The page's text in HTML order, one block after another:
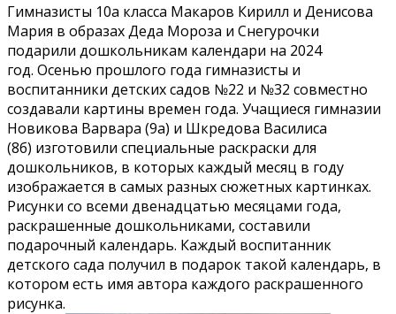
Гимназисты 10а класса Макаров Кирилл и Денисова
Мария в образах Деда Мороза и Снегурочки
подарили дошкольникам календари на 2024
год. Осенью прошлого года гимназисты и
воспитанники детских садов №22 и №32 совместно
создавали картины времен года. Учащиеся гимназии
Новикова Варвара (9а) и Шкредова Василиса
(8б) изготовили специальные раскраски для
дошкольников, в которых каждый месяц в году
изображается в самых разных сюжетных картинках.
Рисунки со всеми двенадцатью месяцами года,
раскрашенные дошкольниками, составили
подарочный календарь. Каждый воспитанник
детского сада получил в подарок такой календарь, в
котором есть имя автора каждого раскрашенного
рисунка.